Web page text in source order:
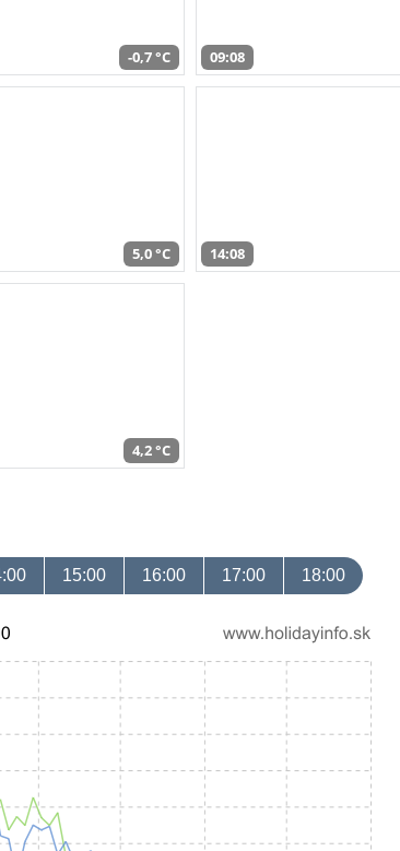
-0,7 °C 09:08
5,0 °C 14:08
4,2 °C
15:00 16:00 17:00 18:00